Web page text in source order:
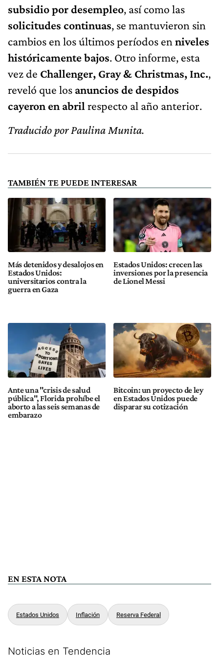
subsidio por desempleo, así como las
solicitudes continuas, se mantuvieron sin
cambios en los últimos períodos en niveles
históricamente bajos. Otro informe, esta
vez de Challenger, Gray & Christmas, Inc.,
reveló que los anuncios de despidos
cayeron en abril respecto al año anterior.
Traducido por Paulina Munita.
TAMBIÉN TE PUEDE INTERESAR
Más detenidos y desalojos en
Estados Unidos:
universitarios contra la
guerra en Gaza
Estados Unidos: crecen las
inversiones por la presencia
de Lionel Messi
Ante una "crisis de salud
pública", Florida prohíbe el
aborto a las seis semanas de
embarazo
Bitcoin: un proyecto de ley
en Estados Unidos puede
disparar su cotización
EN ESTA NOTA
Estados Unidos Inflación Reserva Federal
Noticias en Tendencia